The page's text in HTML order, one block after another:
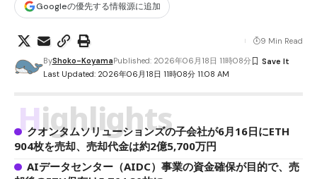
Googleの優先する情報源に追加
Last Updated: 2026年06月18日 11時08分 11:08 AM
ByShoko-KoyamaPublished: 2026年06月18日 11時08分
9 Min Read
Highlights
クオンタムソリューションズの子会社が6月16日にETH
904枚を売却、売却代金は約2億5,700万円
AIデータセンター（AIDC）事業の資金確保が目的で、売